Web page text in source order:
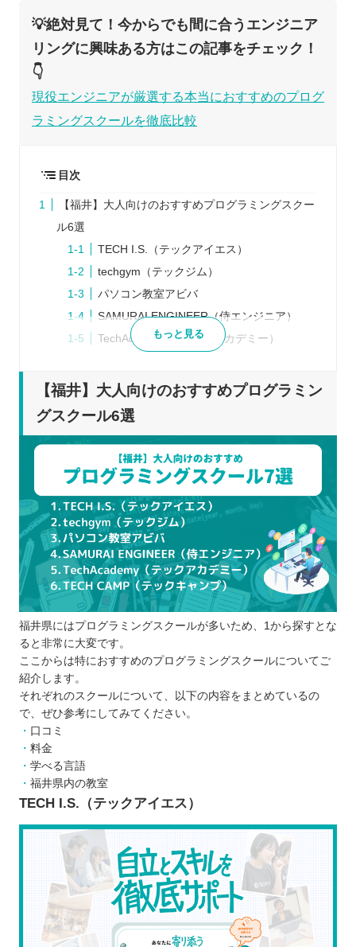
💡絶対見て！今からでも間に合うエンジニア
リングに興味ある方はこの記事をチェック！
👇
現役エンジニアが厳選する本当におすすめのプログ
ラミングスクールを徹底比較
目次
【福井】大人向けのおすすめプログラミングスクー
ル6選
TECH I.S.（テックアイエス）
techgym（テックジム）
パソコン教室アビバ
SAMURAI ENGINEER（侍エンジニア）
TechAcademy（テックアカデミー）
プログラミングスクールを検討するときの5つのポ
ゴールを決める
SNSなどの口コミや体験談をチェックする
説明会や無料体験レッスンに参加してみる
プログラミングスクールを比較するときの5つのポ
イント
サポートはどのくらい充実しているか
オンラインとオフラインのどちらか
スケジュールに無理はないか
ハイレベルなカリキュラムが用意されてい
受講費はどのくらいか
プログラミングスクールに通う5つのメリット
相談相手が身近にいるから安心感が大きい
モチベーションが下がりにくい
実務で役立つスキルを確実に学べる
プログラミングスクールに通う3つのデメリット
独学より大幅にコストがかかる
スケジュールの調整が難しい
目的に合う言語を学べない可能性がある
どんなプログラミング言語を学ぶのが良いのか
もっと見る
【福井】大人向けのおすすめプログラミン
グスクール6選
福井県にはプログラミングスクールが多いため、1から探すとな
ると非常に大変です。
ここからは特におすすめのプログラミングスクールについてご
紹介します。
それぞれのスクールについて、以下の内容をまとめているの
で、ぜひ参考にしてみてください。
口コミ
料金
学べる言語
福井県内の教室
TECH I.S.（テックアイエス）